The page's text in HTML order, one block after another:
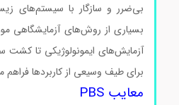
بی‌ضرر و سازگار با سیستم‌های
بسیاری از روش‌های آزمایشگاهی مورد
برای طیف وسیعی از کاربردها فراهم
معایب PBS